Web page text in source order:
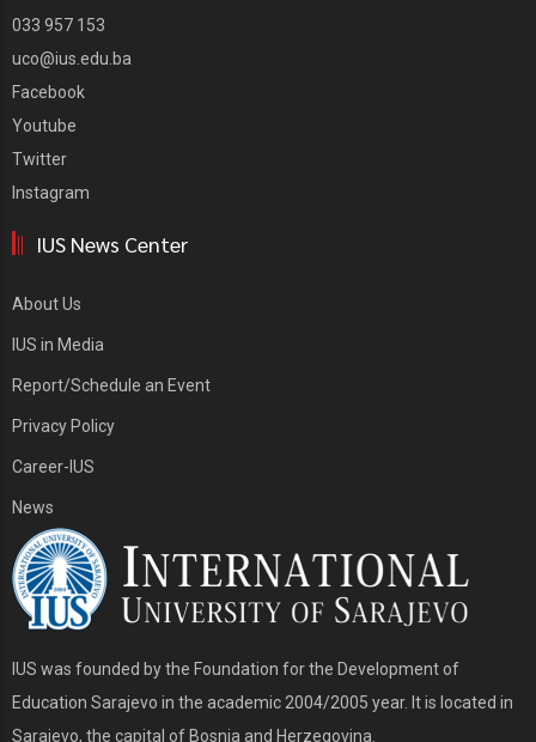
033 957 153
uco@ius.edu.ba
Facebook
Youtube
Twitter
Instagram
IUS News Center
About Us
IUS in Media
Report/Schedule an Event
Privacy Policy
Career-IUS
News
IUS was founded by the Foundation for the Development of
Education Sarajevo in the academic 2004/2005 year. It is located in
Sarajevo, the capital of Bosnia and Herzegovina.